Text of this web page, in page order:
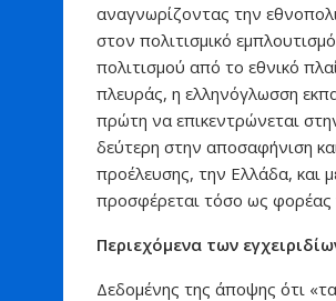
αναγνωρίζοντας την
στον πολιτισμικό
πολιτισμού από το εθνικό
πλευράς, η ελληνόγλωσση
πρώτη να επικεντρώνεται
δεύτερη στην αποσαφήνιση
προέλευσης, την Ελλάδα, και
προσφέρεται τόσο ως φορέας
Περιεχόμενα των
Δεδομένης της άποψης ότι